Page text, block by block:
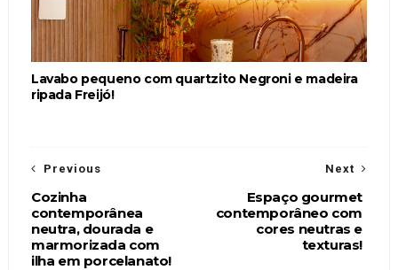
Lavabo pequeno com quartzito Negroni e madeira
ripada Freijó!
Next
Espaço gourmet
contemporâneo com
cores neutras e
texturas!
Previous
Cozinha
contemporânea
neutra, dourada e
marmorizada com
ilha em porcelanato!